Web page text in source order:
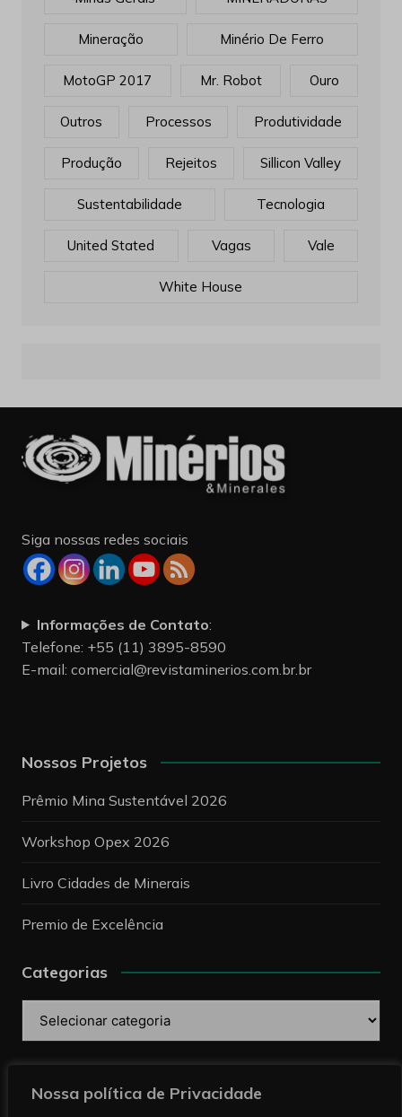
Nossa política de Privacidade
Mineração Minério De Ferro
MotoGP 2017 Mr. Robot Ouro
Outros Processos Produtividade
Produção Rejeitos Sillicon Valley
Sustentabilidade Tecnologia
United Stated Vagas Vale
White House
Siga nossas redes sociais
Informações de Contato:
Telefone: +55 (11) 3895-8590
E-mail: comercial@revistaminerios.com.br.br
Nossos Projetos
Prêmio Mina Sustentável 2026
Workshop Opex 2026
Livro Cidades de Minerais
Premio de Excelência
Categorias